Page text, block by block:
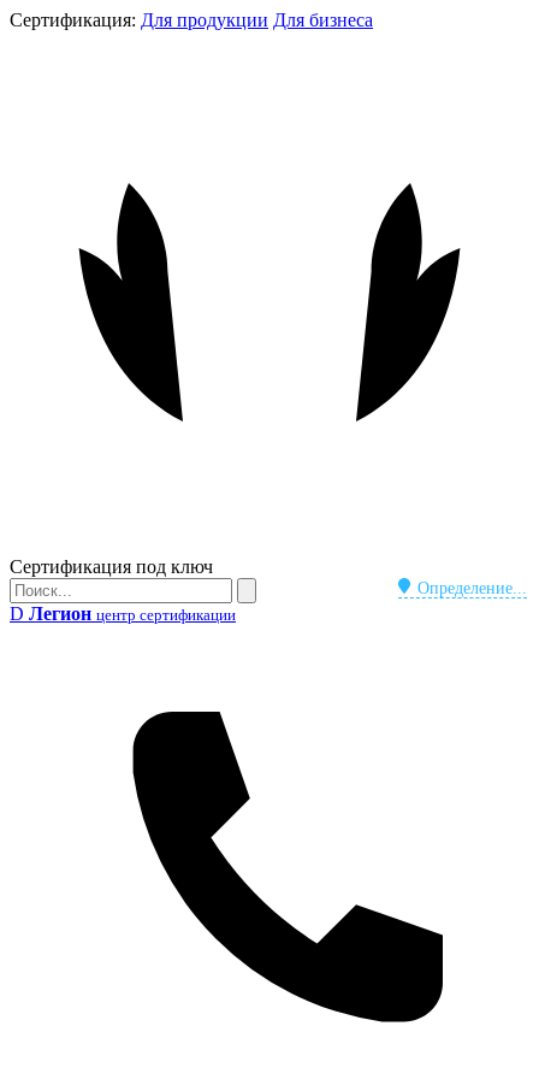
Сертификация: Для продукции Для бизнеса
Бейдж
Сертификация под ключ
Определение...
Поиск
Поиск
D Легион центр сертификации